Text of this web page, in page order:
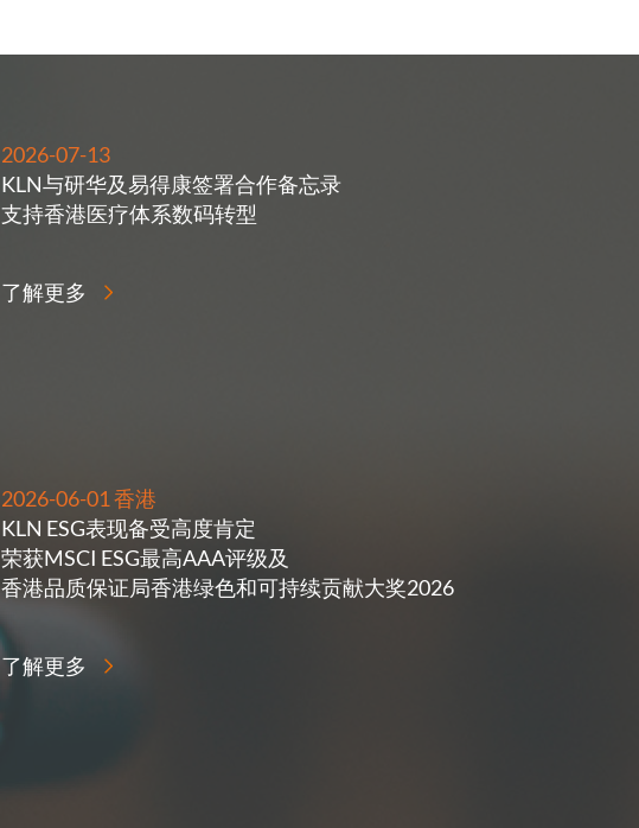
2026-07-13
KLN与研华及易得康签署合作备忘录
支持香港医疗体系数码转型
了解更多
2026-06-01 香港
KLN ESG表现备受高度肯定
荣获MSCI ESG最高AAA评级及
香港品质保证局香港绿色和可持续贡献大奖2026
了解更多